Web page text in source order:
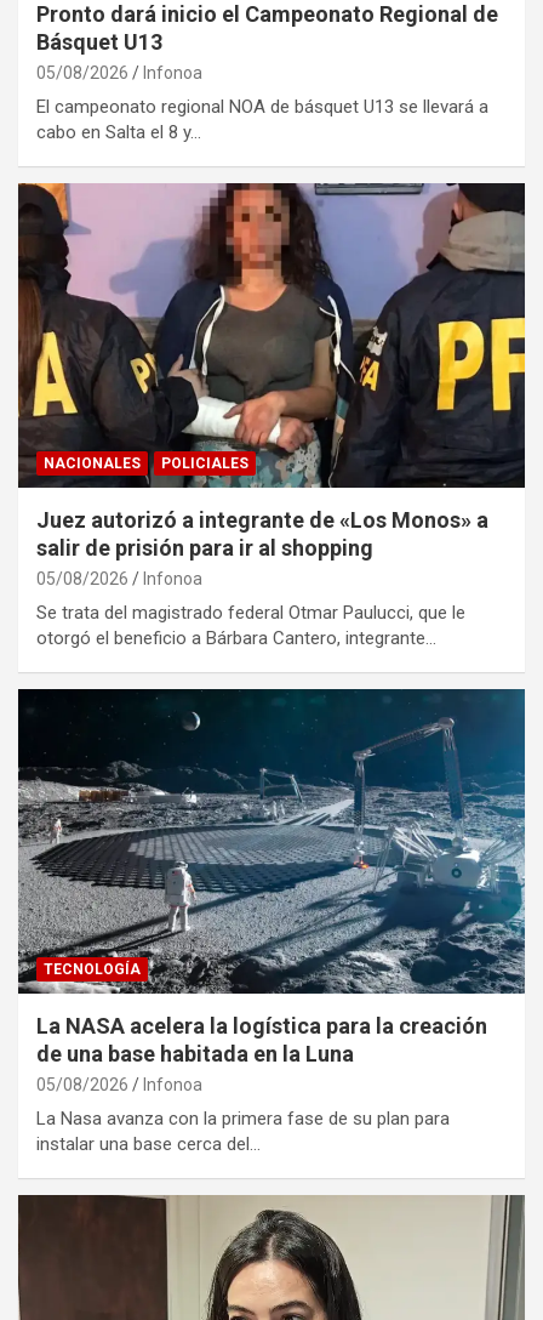
Pronto dará inicio el Campeonato Regional de
Básquet U13
05/08/2026 Infonoa
El campeonato regional NOA de básquet U13 se llevará a
cabo en Salta el 8 y…
NACIONALES POLICIALES
Juez autorizó a integrante de «Los Monos» a
salir de prisión para ir al shopping
05/08/2026 Infonoa
Se trata del magistrado federal Otmar Paulucci, que le
otorgó el beneficio a Bárbara Cantero, integrante…
TECNOLOGÍA
La NASA acelera la logística para la creación
de una base habitada en la Luna
05/08/2026 Infonoa
La Nasa avanza con la primera fase de su plan para
instalar una base cerca del…